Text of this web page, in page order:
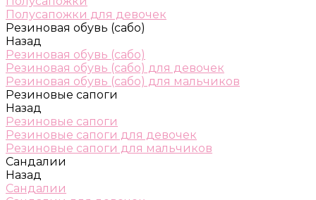
Полусапожки для девочек
Резиновая обувь (сабо)
Назад
Резиновая обувь (сабо)
Резиновая обувь (сабо) для девочек
Резиновая обувь (сабо) для мальчиков
Резиновые сапоги
Назад
Резиновые сапоги
Резиновые сапоги для девочек
Резиновые сапоги для мальчиков
Сандалии
Назад
Сандалии